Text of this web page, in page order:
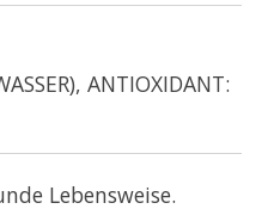
ANTIOXIDANT:
Lebensweise.